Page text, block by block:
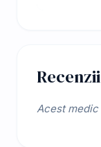
Recenzii
Acest